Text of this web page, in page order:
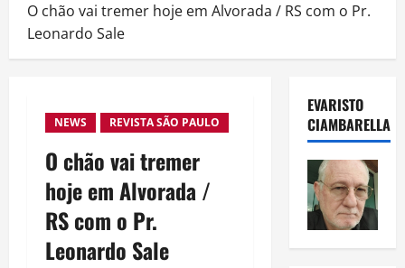
O chão vai tremer hoje em Alvorada / RS com o Pr.
Leonardo Sale
NEWS REVISTA SÃO PAULO
O chão vai tremer
hoje em Alvorada /
RS com o Pr.
Leonardo Sale
EVARISTO
CIAMBARELLA